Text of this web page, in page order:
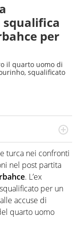
per
il quarto uomo di
squalificato
e
focalizzando ogni
della dirette non
turca nei confronti
nel post partita
. L’ex
per un
accuse di
quarto uomo